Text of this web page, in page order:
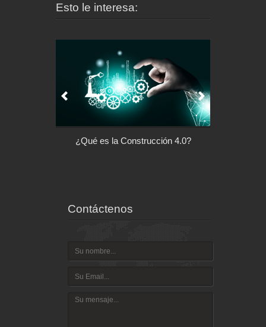
Esto le interesa:
¿Qué es la Construcción 4.0?
Contáctenos